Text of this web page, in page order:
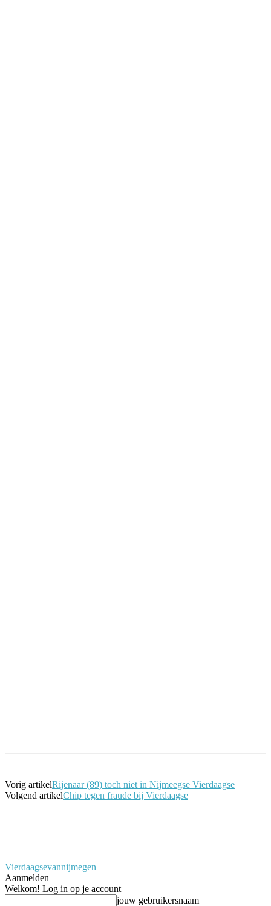
Vorig artikelRijenaar (89) toch niet in Nijmeegse Vierdaagse
Volgend artikelChip tegen fraude bij Vierdaagse
Vierdaagsevannijmegen
Aanmelden
Welkom! Log in op je account
jouw gebruikersnaam